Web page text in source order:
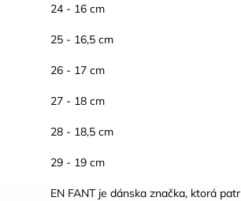
24 - 16 cm
25 - 16,5 cm
26 - 17 cm
27 - 18 cm
28 - 18,5 cm
29 - 19 cm
EN FANT je dánska značka, ktorá